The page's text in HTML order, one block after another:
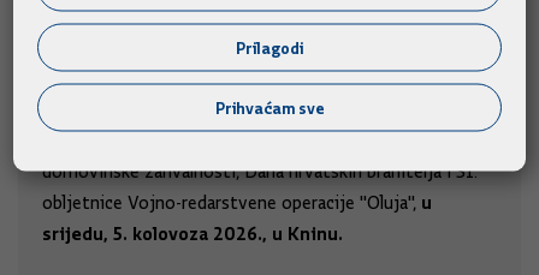
Predsjednik i članovi Vlade na obilježavanju
obljetnice "Oluje"
Predsjednik Vlade Andrej Plenković i članovi Vlade
domovinske zahvalnosti, Dana hrvatskih branitelja i 31.
obljetnice Vojno-redarstvene operacije "Oluja", u
srijedu, 5. kolovoza 2026., u Kninu.
Prilagodi
Prihvaćam sve